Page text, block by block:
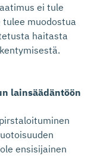
ei tule
muodostua
haitasta
lainsäädäntöön
ensisijainen